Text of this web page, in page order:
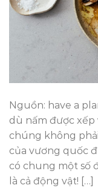
Nguồn: have a
dù nấm được
chúng không
của vương quốc
có chung một số
là cả động vật! […]